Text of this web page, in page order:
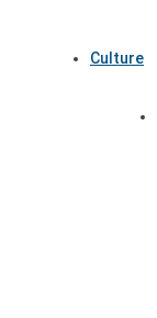
Culture